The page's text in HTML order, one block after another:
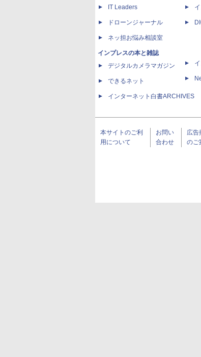
IT Leaders
ドローンジャーナル
ネッ担お悩み相談室
インプレスの本と雑誌
デジタルカメラマガジン
できるネット
インターネット白書ARCHIVES
本サイトのご利
用について
お問い
合わせ
広告
のご